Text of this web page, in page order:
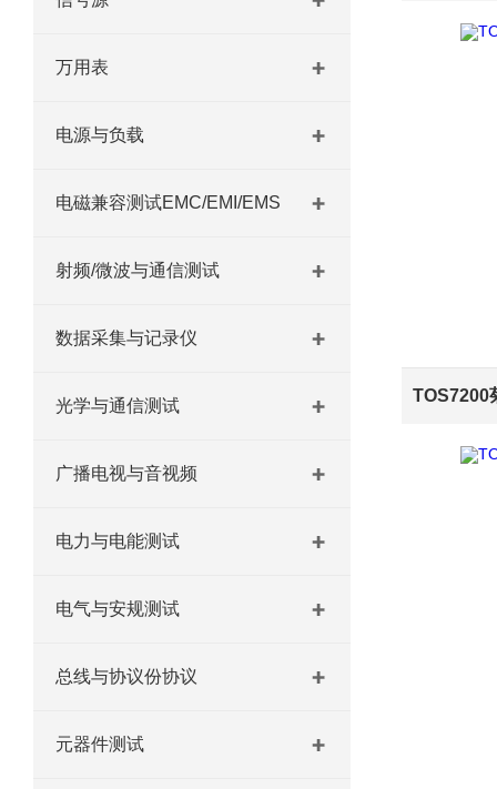
万用表
电源与负载
电磁兼容测试EMC/EMI/EMS
射频/微波与通信测试
数据采集与记录仪
光学与通信测试
广播电视与音视频
电力与电能测试
电气与安规测试
总线与协议份协议
元器件测试